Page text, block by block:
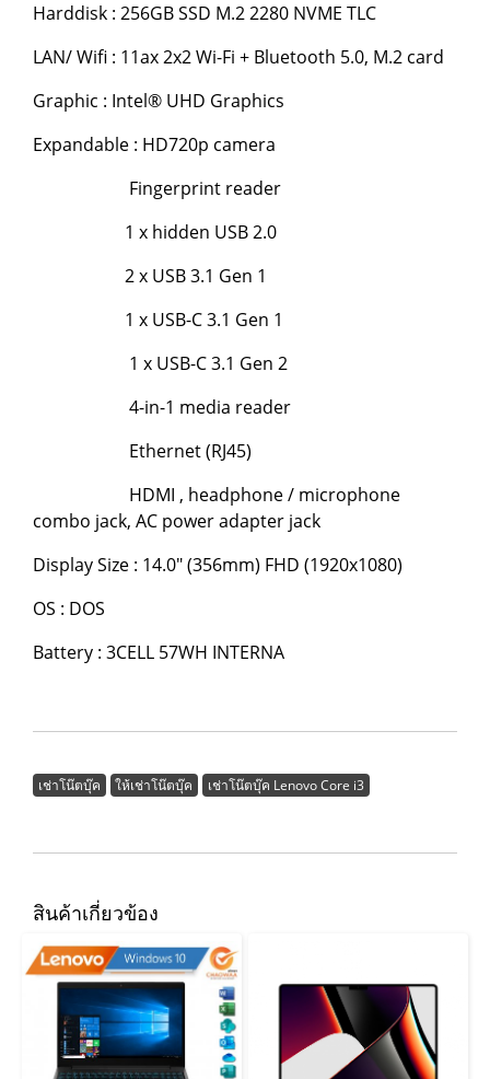
Harddisk : 256GB SSD M.2 2280 NVME TLC
LAN/ Wifi : 11ax 2x2 Wi-Fi + Bluetooth 5.0, M.2 card
Graphic : Intel® UHD Graphics
Expandable : HD720p camera
Fingerprint reader
1 x hidden USB 2.0
2 x USB 3.1 Gen 1
1 x USB-C 3.1 Gen 1
1 x USB-C 3.1 Gen 2
4-in-1 media reader
Ethernet (RJ45)
HDMI , headphone / microphone
combo jack, AC power adapter jack
Display Size : 14.0" (356mm) FHD (1920x1080)
OS : DOS
Battery : 3CELL 57WH INTERNA
เช่าโน๊ตบุ๊ค ให้เช่าโน๊ตบุ๊ค เช่าโน๊ตบุ๊ค Lenovo Core i3
สินค้าเกี่ยวข้อง